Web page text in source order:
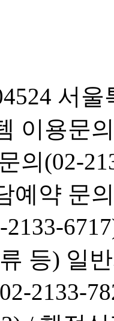
서
이용문
의(02-
예약 문
등) 일
2133-